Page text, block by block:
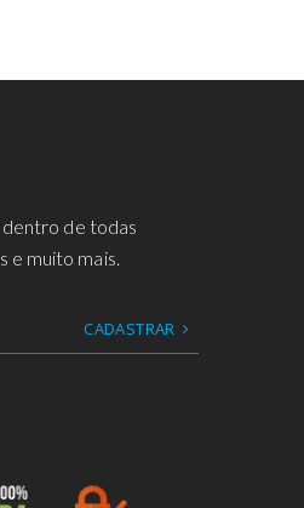
de todas
e muito mais.
CADASTRAR